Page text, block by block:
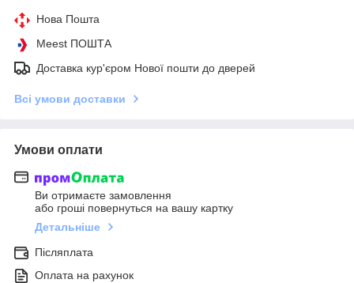
Нова Пошта
Meest ПОШТА
Доставка кур'єром Нової пошти до дверей
Всі умови доставки
Умови оплати
Ви отримаєте замовлення
або гроші повернуться на вашу картку
Детальніше
Післяплата
Оплата на рахунок